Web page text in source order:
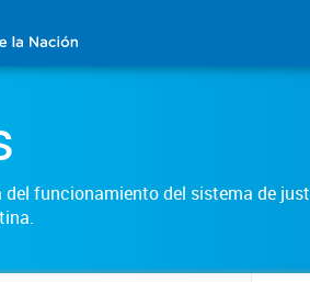
del funcionamiento del sistema de